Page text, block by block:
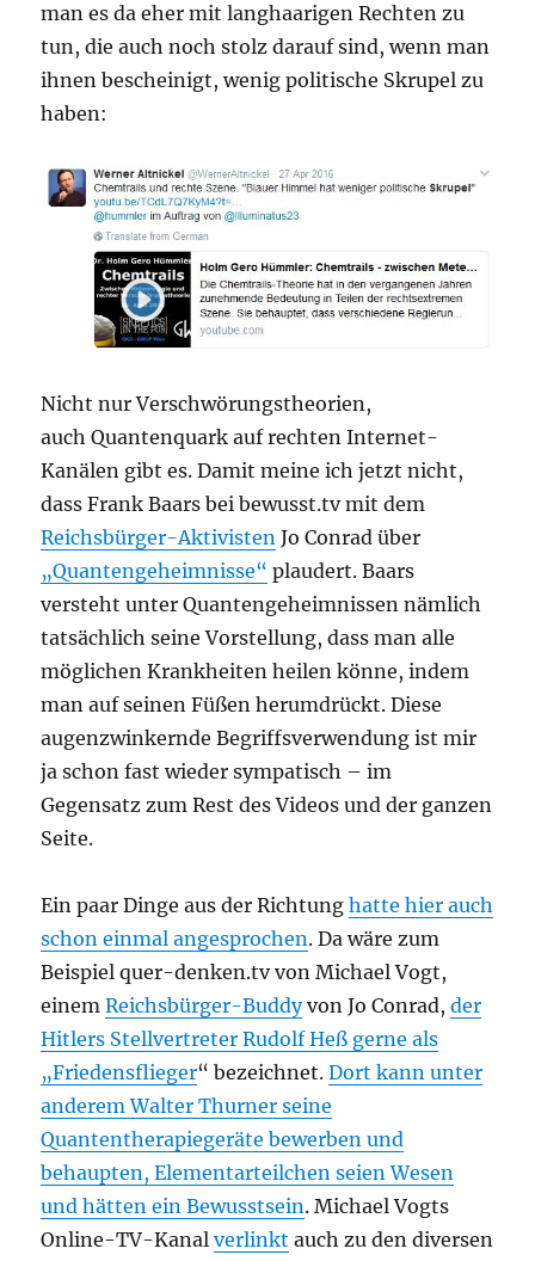
man es da eher mit langhaarigen Rechten zu
tun, die auch noch stolz darauf sind, wenn man
ihnen bescheinigt, wenig politische Skrupel zu
haben:
Nicht nur Verschwörungstheorien,
auch Quantenquark auf rechten Internet-
Kanälen gibt es. Damit meine ich jetzt nicht,
dass Frank Baars bei bewusst.tv mit dem
Reichsbürger-Aktivisten Jo Conrad über
„Quantengeheimnisse“ plaudert. Baars
versteht unter Quantengeheimnissen nämlich
tatsächlich seine Vorstellung, dass man alle
möglichen Krankheiten heilen könne, indem
man auf seinen Füßen herumdrückt. Diese
augenzwinkernde Begriffsverwendung ist mir
ja schon fast wieder sympatisch – im
Gegensatz zum Rest des Videos und der ganzen
Seite.
Ein paar Dinge aus der Richtunghatte hier auch
schon einmal angesprochen. Da wäre zum
Beispiel quer-denken.tv von Michael Vogt,
einemReichsbürger-Buddyvon Jo Conrad,der
Hitlers Stellvertreter Rudolf Heß gerne als
„Friedensflieger“ bezeichnet.Dort kann unter
anderem Walter Thurner seine
Quantentherapiegeräte bewerben und
behaupten, Elementarteilchen seien Wesen
und hätten ein Bewusstsein. Michael Vogts
Online-TV-Kanalverlinkt auch zu den diversen